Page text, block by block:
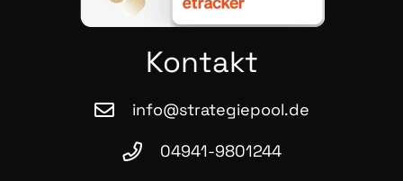
Kon­takt
info@strategiepool.de
04941-9801244